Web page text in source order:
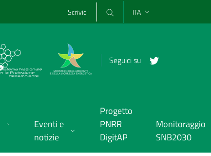
Scrivici ITA
Seguici su
Eventi e
notizie
Progetto
PNRR
DigitAP
Monitoraggio
SNB2030